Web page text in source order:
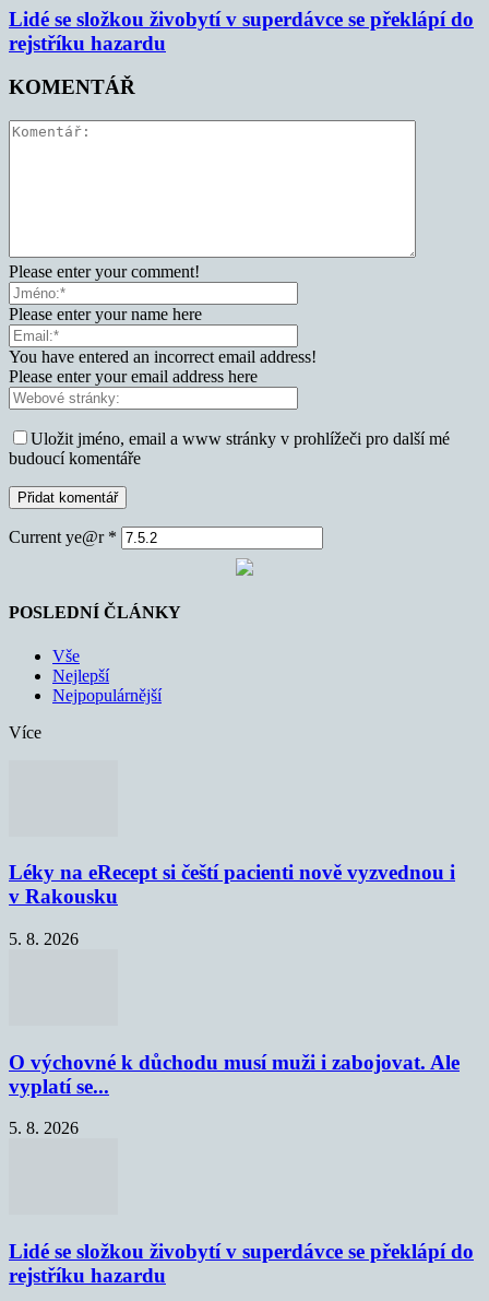
Lidé se složkou živobytí v superdávce se překlápí do
rejstříku hazardu
KOMENTÁŘ
Please enter your comment!
Please enter your name here
You have entered an incorrect email address!
Please enter your email address here
Uložit jméno, email a www stránky v prohlížeči pro další mé
budoucí komentáře
Current ye@r *
POSLEDNÍ ČLÁNKY
Vše
Nejlepší
Nejpopulárnější
Více
Léky na eRecept si čeští pacienti nově vyzvednou i
v Rakousku
5. 8. 2026
O výchovné k důchodu musí muži i zabojovat. Ale
vyplatí se...
5. 8. 2026
Lidé se složkou živobytí v superdávce se překlápí do
rejstříku hazardu